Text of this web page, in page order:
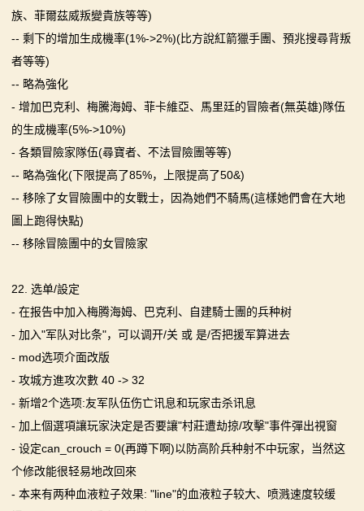
族、菲爾茲威叛變貴族等等)
-- 剩下的增加生成機率(1%->2%)(比方說紅箭獵手團、預兆搜尋背叛
者等等)
-- 略為強化
- 增加巴克利、梅騰海姆、菲卡維亞、馬里廷的冒險者(無英雄)隊伍
的生成機率(5%->10%)
- 各類冒險家隊伍(尋寶者、不法冒險團等等)
-- 略為強化(下限提高了85%，上限提高了50&)
-- 移除了女冒險團中的女戰士，因為她們不騎馬(這樣她們會在大地
圖上跑得快點)
-- 移除冒險團中的女冒險家
22. 选单/設定
- 在报告中加入梅腾海姆、巴克利、自建騎士團的兵种树
- 加入"军队对比条"，可以调开/关 或 是/否把援军算进去
- mod选项介面改版
- 攻城方進攻次數 40 -> 32
- 新增2个选项:友军队伍伤亡讯息和玩家击杀讯息
- 加上個選項讓玩家決定是否要讓"村莊遭劫掠/攻擊"事件彈出視窗
- 设定can_crouch = 0(再蹲下啊)以防高阶兵种射不中玩家，当然这
个修改能很轻易地改回來
- 本来有两种血液粒子效果: "line"的血液粒子较大、喷溅速度较缓